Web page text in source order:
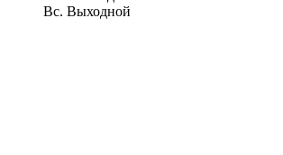
Вс. Выходной